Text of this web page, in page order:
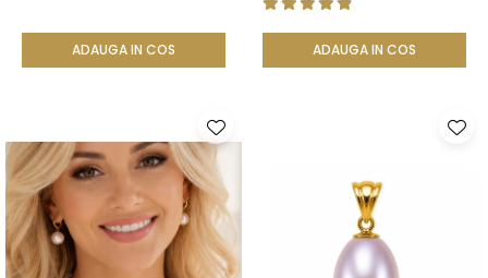
ADAUGA IN COS ADAUGA IN COS